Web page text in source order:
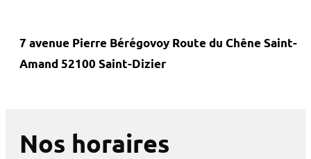
7 avenue Pierre Bérégovoy Route du Chêne Saint-
Amand 52100 Saint-Dizier
Nos horaires